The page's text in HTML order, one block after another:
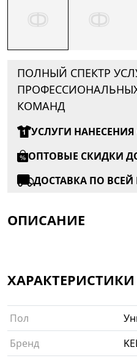
ПОЛНЫЙ СПЕКТР
КОМАНД
УСЛУГИ
ОПТОВЫЕ СКИДКИ
ДОСТАВКА ПО
ОПИСАНИЕ
ХАРАКТЕРИСТИКИ
Пол
Бренд